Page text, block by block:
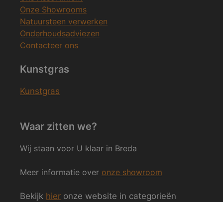
Onze Showrooms
Natuursteen verwerken
Onderhoudsadviezen
Contacteer ons
Kunstgras
Kunstgras
Waar zitten we?
Wij staan voor U klaar in Breda
Meer informatie over onze showroom
Bekijk hier onze website in categorieën